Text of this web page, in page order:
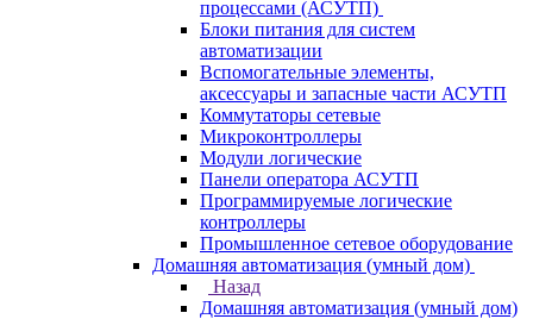
процессами (АСУТП)
Блоки питания для систем
автоматизации
Вспомогательные элементы,
аксессуары и запасные части АСУТП
Коммутаторы сетевые
Микроконтроллеры
Модули логические
Панели оператора АСУТП
Программируемые логические
контроллеры
Промышленное сетевое оборудование
Домашняя автоматизация (умный дом)
Назад
Домашняя автоматизация (умный дом)